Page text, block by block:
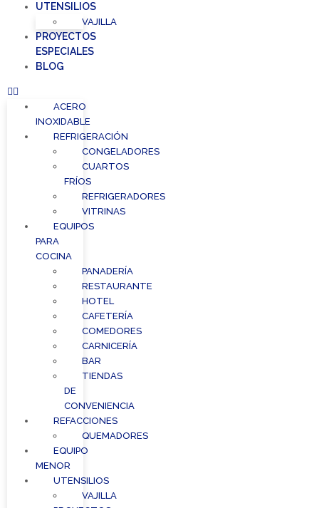
UTENSILIOS
VAJILLA
PROYECTOS
ESPECIALES
BLOG
ACERO
INOXIDABLE
REFRIGERACIÓN
CONGELADORES
CUARTOS
FRÍOS
REFRIGERADORES
VITRINAS
EQUIPOS
PARA
COCINA
PANADERÍA
RESTAURANTE
HOTEL
CAFETERÍA
COMEDORES
CARNICERÍA
BAR
TIENDAS
DE
CONVENIENCIA
REFACCIONES
QUEMADORES
EQUIPO
MENOR
UTENSILIOS
VAJILLA